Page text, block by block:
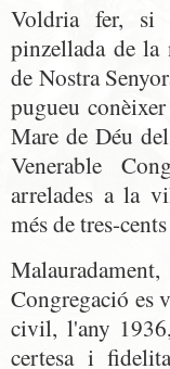
Voldria fer, si
pinzellada de la
de Nostra
pugueu
Mare de Déu
Venerable
arrelades a la
més de tres-
Congregació es
civil, l'any
certesa i